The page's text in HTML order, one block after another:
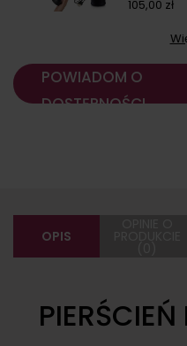
105,00 zł
POWIADOM O
DOSTĘPNOŚCI
OPIS